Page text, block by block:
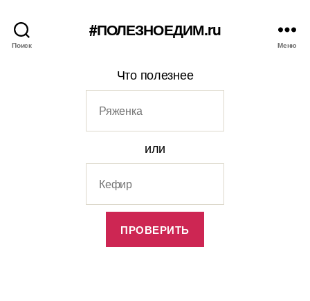
Поиск
#ПОЛЕЗНОЕДИМ.ru
Меню
Что полезнее
или